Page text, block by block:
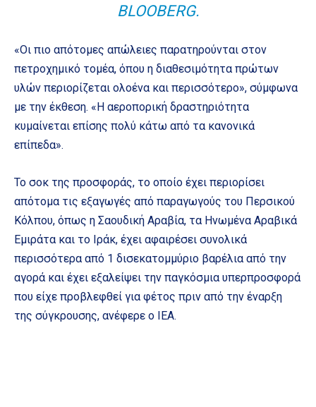
BLOOBERG.
«Οι πιο απότομες απώλειες παρατηρούνται στον
πετροχημικό τομέα, όπου η διαθεσιμότητα πρώτων
υλών περιορίζεται ολοένα και περισσότερο», σύμφωνα
με την έκθεση. «Η αεροπορική δραστηριότητα
κυμαίνεται επίσης πολύ κάτω από τα κανονικά
επίπεδα».
Το σοκ της προσφοράς, το οποίο έχει περιορίσει
απότομα τις εξαγωγές από παραγωγούς του Περσικού
Κόλπου, όπως η Σαουδική Αραβία, τα Ηνωμένα Αραβικά
Εμιράτα και το Ιράκ, έχει αφαιρέσει συνολικά
περισσότερα από 1 δισεκατομμύριο βαρέλια από την
αγορά και έχει εξαλείψει την παγκόσμια υπερπροσφορά
που είχε προβλεφθεί για φέτος πριν από την έναρξη
της σύγκρουσης, ανέφερε ο IEA.